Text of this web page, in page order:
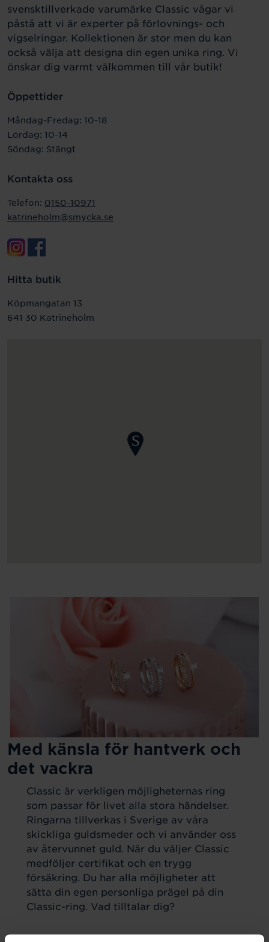
svensktillverkade varumärke Classic vågar vi
påstå att vi är experter på förlovnings- och
vigselringar. Kollektionen är stor men du kan
också välja att designa din egen unika ring. Vi
önskar dig varmt välkommen till vår butik!
Öppettider
Måndag-Fredag: 10-18
Lördag: 10-14
Söndag: Stängt
Kontakta oss
Telefon: 0150-10971
katrineholm@smycka.se
Hitta butik
Köpmangatan 13
641 30 Katrineholm
Med känsla för hantverk och
det vackra
Classic är verkligen möjligheternas ring
som passar för livet alla stora händelser.
Ringarna tillverkas i Sverige av våra
skickliga guldsmeder och vi använder oss
av återvunnet guld. När du väljer Classic
medföljer certifikat och en trygg
försäkring. Du har alla möjligheter att
sätta din egen personliga prägel på din
Classic-ring. Vad tilltalar dig?